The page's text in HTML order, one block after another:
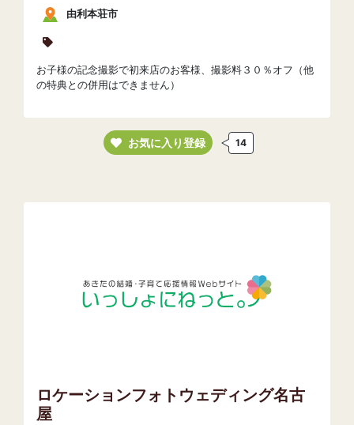
由利本荘市
お子様の記念撮影で初来店のお客様、撮影料３０％オフ（他
の特典との併用はできません）
お気に入り登録 14
ロケーションフォトウェディング名古
屋